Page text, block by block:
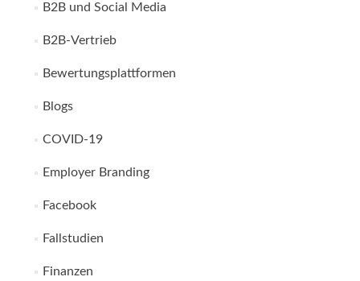
B2B und Social Media
B2B-Vertrieb
Bewertungsplattformen
Blogs
COVID-19
Employer Branding
Facebook
Fallstudien
Finanzen